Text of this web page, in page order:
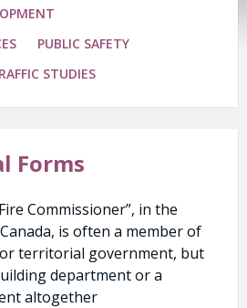
PUBLIC SAFETY
STUDIES
Forms
Commissioner”, in the
is often a member of
territorial government, but
department or a
altogether